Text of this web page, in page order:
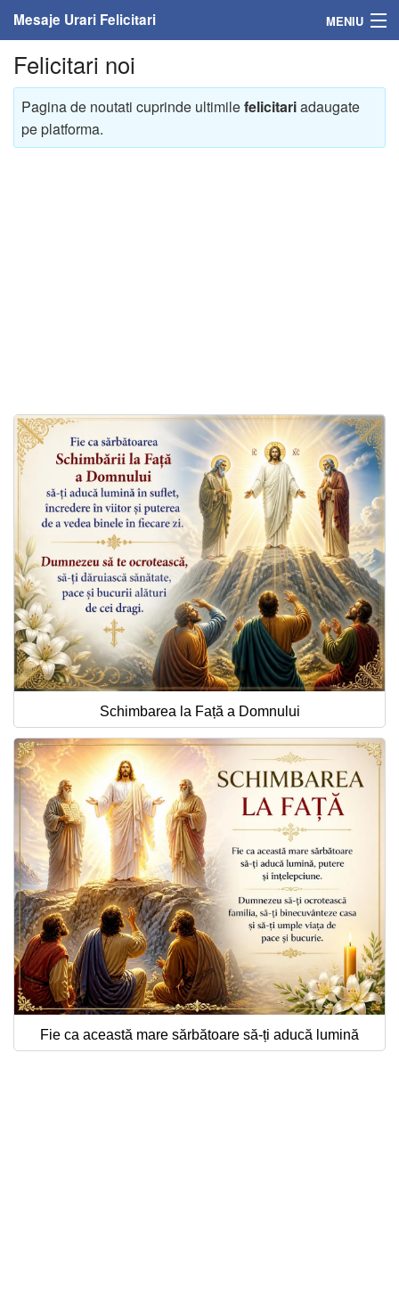
Mesaje Urari Felicitari MENIU
Home
Mesaje
Felicitari
Felicitari muzicale
Felicitari muzicale personalizate
Felicitari animate
Invitatii personalizate
Conecteaza-te
Felicitari noi
Pagina de noutati cuprinde ultimilefelicitariadaugate
pe platforma.
Schimbarea la Față a Domnului
Fie ca această mare sărbătoare să-ți aducă lumină